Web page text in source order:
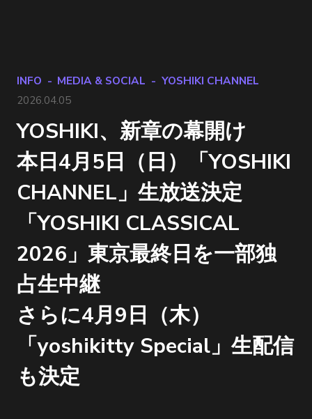
INFO MEDIA & SOCIAL
YOSHIKI CHANNEL
2026.04.05
YOSHIKI、新章の幕開け
本日4月5日（日）「YOSHIKI
CHANNEL」生放送決定
「YOSHIKI CLASSICAL
2026」東京最終日を一部独
占生中継
さらに4月9日（木）
「yoshikitty Special」生配信
も決定